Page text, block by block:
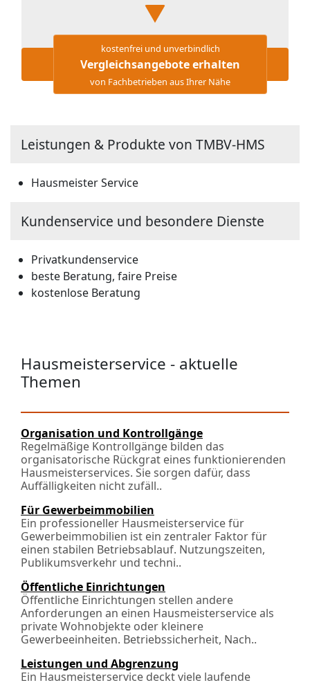
kostenfrei und unverbindlich
Vergleichsangebote erhalten
von Fachbetrieben aus Ihrer Nähe
Leistungen & Produkte von TMBV-HMS
Hausmeister Service
Kundenservice und besondere Dienste
Privatkundenservice
beste Beratung, faire Preise
kostenlose Beratung
Hausmeisterservice - aktuelle
Themen
Organisation und Kontrollgänge
Regelmäßige Kontrollgänge bilden das
organisatorische Rückgrat eines funktionierenden
Hausmeisterservices. Sie sorgen dafür, dass
Auffälligkeiten nicht zufäll..
Für Gewerbeimmobilien
Ein professioneller Hausmeisterservice für
Gewerbeimmobilien ist ein zentraler Faktor für
einen stabilen Betriebsablauf. Nutzungszeiten,
Publikumsverkehr und techni..
Öffentliche Einrichtungen
Öffentliche Einrichtungen stellen andere
Anforderungen an einen Hausmeisterservice als
private Wohnobjekte oder kleinere
Gewerbeeinheiten. Betriebssicherheit, Nach­..
Leistungen und Abgrenzung
Ein Hausmeisterservice deckt viele laufende